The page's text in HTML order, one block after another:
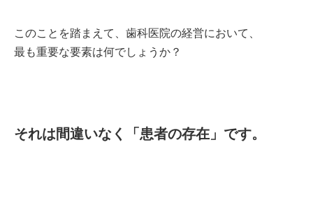
このことを踏まえて、歯科医院の経営において、
最も重要な要素は何でしょうか？
それは間違いなく「患者の存在」です。